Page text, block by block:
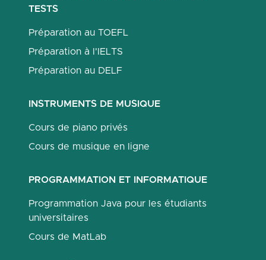
TESTS
Préparation au TOEFL
Préparation à l'IELTS
Préparation au DELF
INSTRUMENTS DE MUSIQUE
Cours de piano privés
Cours de musique en ligne
PROGRAMMATION ET INFORMATIQUE
Programmation Java pour les étudiants
universitaires
Cours de MatLab